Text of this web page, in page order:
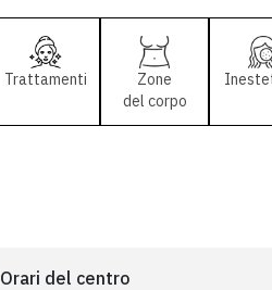
Trattamenti
Zone
del corpo
Orari del centro